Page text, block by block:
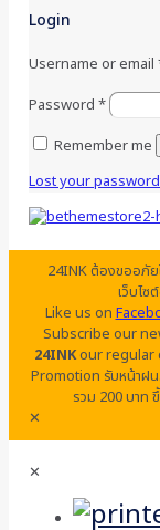
Login
Username or email
Password*
Remember me
Lost your
24INK ต้องขออภัย
เว็บไซ
Like us on
Subscribe our
24INKour regular
Promotion รับหน้าฝน
รวม 200 บาท
✕
✕